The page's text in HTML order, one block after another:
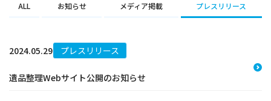
ALL お知らせ メディア掲載 プレスリリース
2024.05.29 プレスリリース
遺品整理Webサイト公開のお知らせ